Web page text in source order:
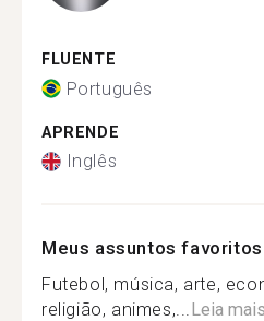
FLUENTE
Português
APRENDE
Inglês
Meus assuntos favoritos
Futebol, música, arte,
religião, animes,...Leia mais